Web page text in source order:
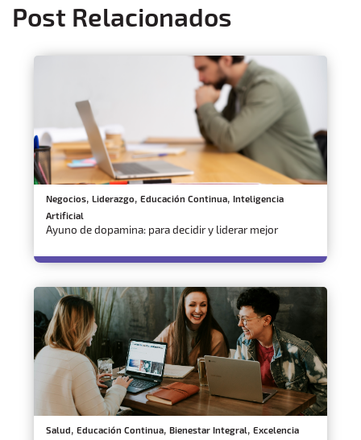
Post Relacionados
Negocios, Liderazgo, Educación Continua, Inteligencia
Artificial
Ayuno de dopamina: para decidir y liderar mejor
Salud, Educación Continua, Bienestar Integral, Excelencia